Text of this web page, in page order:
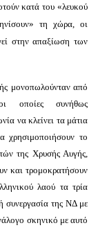
κατά του «λευκού
τη χώρα, οι
στην απαξίωση των
μονοπωλούνταν από
οποίες συνήθως
να κλείνει τα μάτια
χρησιμοποιήσουν το
της Χρυσής Αυγής,
και τρομοκρατήσουν
λαού τα τρία
συνεργασία της ΝΔ με
σκηνικό με αυτό